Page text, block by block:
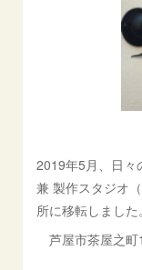
2019年5月、日々
兼 製作スタジオ
所に移転しました。
芦屋市茶屋之町